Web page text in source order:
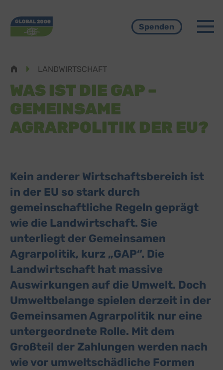
Spenden
LANDWIRTSCHAFT
WAS IST DIE GAP –
GEMEINSAME
AGRARPOLITIK DER EU?
Kein anderer Wirtschaftsbereich ist
in der EU so stark durch
gemeinschaftliche Regeln geprägt
wie die Landwirtschaft. Sie
unterliegt der Gemeinsamen
Agrarpolitik, kurz „GAP“. Die
Landwirtschaft hat massive
Auswirkungen auf die Umwelt. Doch
Umweltbelange spielen derzeit in der
Gemeinsamen Agrarpolitik nur eine
untergeordnete Rolle. Mit dem
Großteil der Zahlungen werden nach
wie vor umweltschädliche Formen